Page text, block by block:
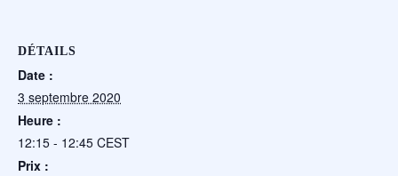
DÉTAILS
Date :
3 septembre 2020
Heure :
12:15 - 12:45 CEST
Prix :